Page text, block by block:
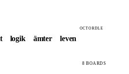
OCTORDLE
logik ämter
leven
8 BOARDS